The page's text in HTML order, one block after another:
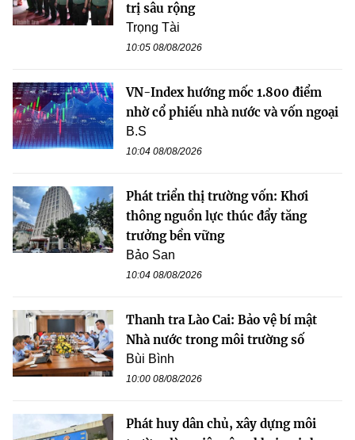
trị sâu rộng
Trọng Tài
10:05 08/08/2026
VN-Index hướng mốc 1.800 điểm
nhờ cổ phiếu nhà nước và vốn ngoại
B.S
10:04 08/08/2026
Phát triển thị trường vốn: Khơi
thông nguồn lực thúc đẩy tăng
trưởng bền vững
Bảo San
10:04 08/08/2026
Thanh tra Lào Cai: Bảo vệ bí mật
Nhà nước trong môi trường số
Bùi Bình
10:00 08/08/2026
Phát huy dân chủ, xây dựng môi